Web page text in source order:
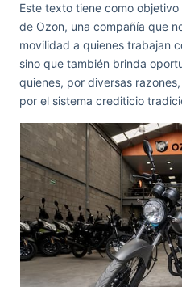
Este texto tiene como
de Ozon, una compañía que
movilidad a quienes trabajan
sino que también brinda
quienes, por diversas
por el sistema crediticio